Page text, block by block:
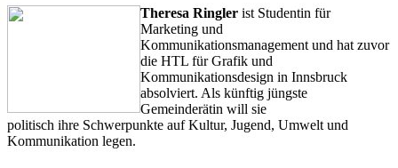
Theresa Ringler ist Studentin für
Marketing und
Kommunikationsmanagement und hat zuvor
die HTL für Grafik und
Kommunikationsdesign in Innsbruck
absolviert. Als künftig jüngste
Gemeinderätin will sie
politisch ihre Schwerpunkte auf Kultur, Jugend, Umwelt und
Kommunikation legen.